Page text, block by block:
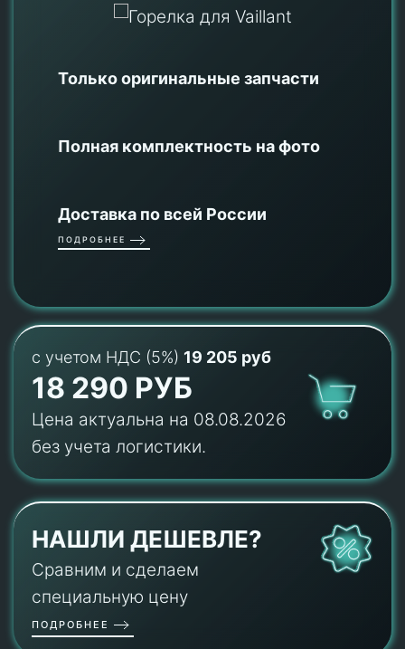
Только оригинальные запчасти
Полная комплектность на фото
Доставка по всей России
ПОДРОБНЕЕ
с учетом НДС (5%) 19 205 руб
18 290 РУБ
Цена актуальна на 08.08.2026
без учета логистики.
НАШЛИ ДЕШЕВЛЕ?
Сравним и сделаем
специальную цену
ПОДРОБНЕЕ